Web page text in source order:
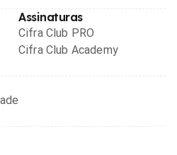
Assinaturas
Cifra Club PRO
Cifra Club Academy